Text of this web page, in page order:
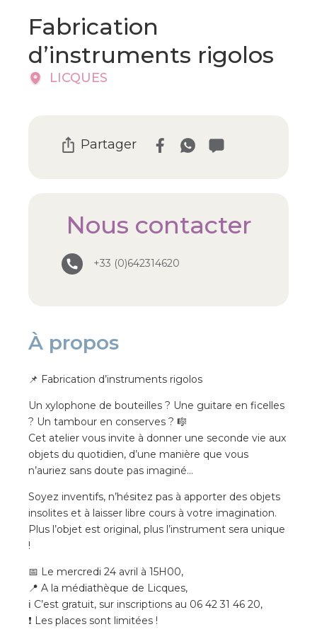
Fabrication
d’instruments rigolos
LICQUES
Partager
Nous contacter
+33 (0)642314620
À propos
📌 Fabrication d’instruments rigolos
Un xylophone de bouteilles ? Une guitare en ficelles
? Un tambour en conserves ? 🎼
Cet atelier vous invite à donner une seconde vie aux
objets du quotidien, d’une manière que vous
n’auriez sans doute pas imaginé…
Soyez inventifs, n’hésitez pas à apporter des objets
insolites et à laisser libre cours à votre imagination.
Plus l’objet est original, plus l’instrument sera unique
!
📅 Le mercredi 24 avril à 15H00,
📍 A la médiathèque de Licques,
ℹ C’est gratuit, sur inscriptions au 06 42 31 46 20,
❗ Les places sont limitées !